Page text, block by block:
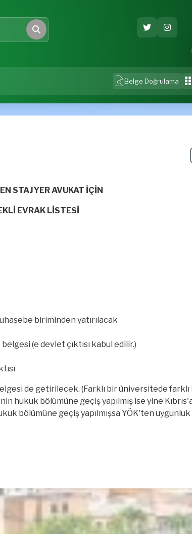
Ara
Belge Doğrulama
STAJYER AVUKAT İÇİN
EVRAK LİSTESİ
biriminden yatırılacak
(e devlet çıktısı kabul edilir.)
de getirilecek. (Farklı bir üniversitede farklı
hukuk bölümüne geçiş yapılmış ise yine
bölümüne geçiş yapılmışsa YÖK'ten